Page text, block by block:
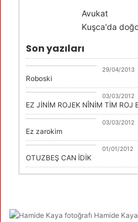
Avukat
Kuşca'da
Son yazıları
29/04/2013
Roboski
Hamide Kaya
03/03/2012
EZ JİNİM ROJEK NÎNİM TİM ROJ
Hamide Kaya
03/03/2012
Ez zarokim
Hamide Kaya
01/01/2012
OTUZBEŞ CAN İDİK
Hamide Kaya